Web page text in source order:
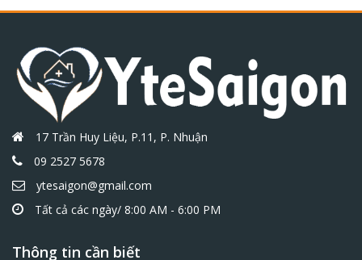
17 Trần Huy Liệu, P.11, P. Nhuận
09 2527 5678
ytesaigon@gmail.com
Tất cả các ngày/ 8:00 AM - 6:00 PM
Thông tin cần biết